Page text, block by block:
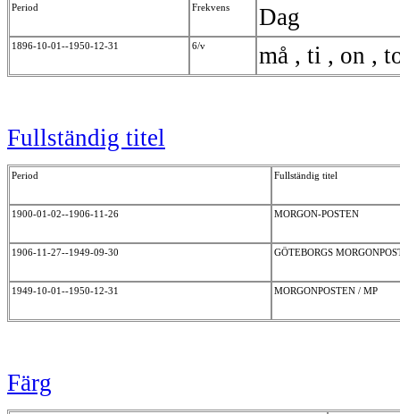
Period Frekvens Dag
1896-10-01--1950-12-31 6/v må , ti , on ,
Fullständig titel
Period Fullständig titel
1900-01-02--1906-11-26 MORGON-POSTEN
1906-11-27--1949-09-30 GÖTEBORGS
1949-10-01--1950-12-31 MORGONPOSTEN / MP
Färg